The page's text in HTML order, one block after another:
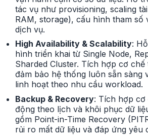
tác vụ như provisioning, scaling
RAM, storage), cấu hình tham số
dịch vụ.
High Availability & Scalability:
hình triển khai từ Single Node,
Sharded Cluster. Tích hợp cơ
đảm bảo hệ thống luôn sẵn sàng
linh hoạt theo nhu cầu workload.
Backup & Recovery: Tích hợp cơ
động theo lịch và khôi phục dữ
gồm Point-in-Time Recovery
rủi ro mất dữ liệu và đáp ứng yêu